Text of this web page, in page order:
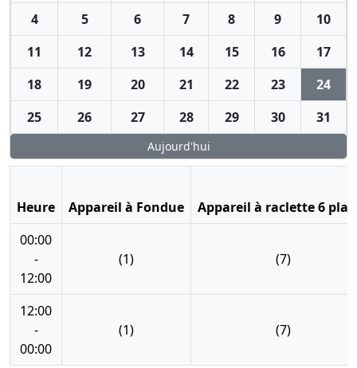
4
5 6 7 8 9
10
11
12 13 14 15 16
17
18
19 20 21 22 23
24
25
26 27 28 29 30 31
Aujourd'hui
Heure Appareil à Fondue
Appareil à raclette 6
00:00
-
12:00
(1) (7)
12:00
-
00:00
(1) (7)